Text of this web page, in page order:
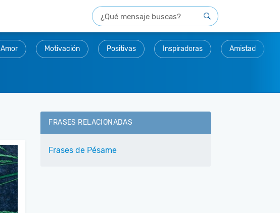
Amor Motivación Positivas Inspiradoras Amistad
FRASES RELACIONADAS
Frases de Pésame